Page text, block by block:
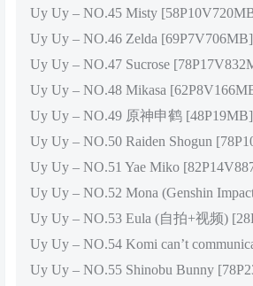
Uy Uy – NO.45 Misty
Uy Uy – NO.46 Zelda [69P7V706MB]
Uy Uy – NO.47 Sucrose
Uy Uy – NO.48 Mikasa
Uy Uy – NO.49 原神申鹤 [48P19MB]
Uy Uy – NO.50 Raiden Shogun
Uy Uy – NO.51 Yae Miko
Uy Uy – NO.52 Mona (Genshin
Uy Uy – NO.53 Eula (自拍+视频)
Uy Uy – NO.54 Komi can’t
Uy Uy – NO.55 Shinobu Bunny